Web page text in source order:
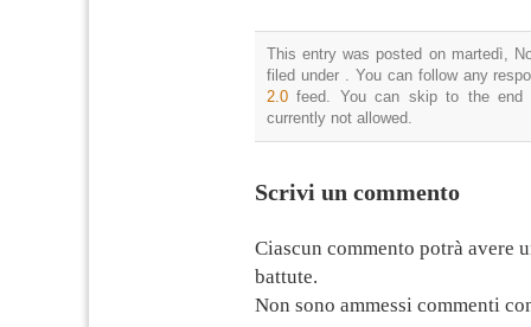
This entry was posted on martedì,
filed under . You can follow any
2.0 feed. You can skip to the end
currently not allowed.
Scrivi un commento
Ciascun commento potrà avere
battute.
Non sono ammessi commenti